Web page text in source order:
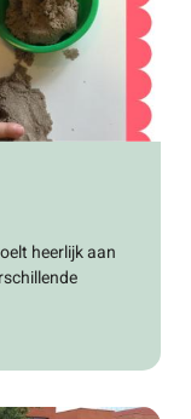
heerlijk aan